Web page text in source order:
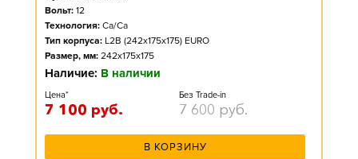
Вольт: 12
Технология: Ca/Ca
Тип корпуса: L2B (242x175x175) EURO
Размер, мм: 242x175x175
Наличие: В наличии
Цена*
7 100 руб.
Без Trade-in
7 600 руб.
В КОРЗИНУ